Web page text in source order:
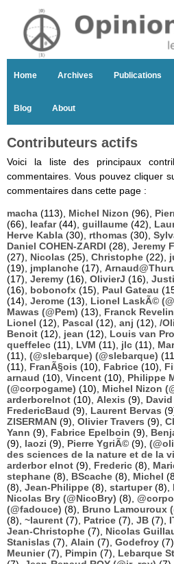
Home Archives Publications
Blog About
Contributeurs actifs
Voici la liste des principaux
commentaires. Vous pouvez cliquer
commentaires dans cette page :
macha (113), Michel Nizon (96),
(66), leafar(44), guillaume (42),
Herve Kabla (30), rthomas (30),
Daniel COHEN-ZARDI (28), Jeremy
(27), Nicolas (25), Christophe (22),
(19), jmplanche (17),
(17), Jeremy (16), OlivierJ (16),
(16), bobonofx (15), Paul Gateau
(14), Jerome (13), Lionel LaskÃ©
Mawas (@Pem) (13), Franck
Lionel (12), Pascal (12), anj (12), /
Benoit (12), jean (12), Louis van
queffelec (11), LVM (11), jlc (11),
(11), (@slebarque) (@slebarque)
(11), FranÃ§ois (10), Fabrice (10),
arnaud (10), Vincent (10), Philippe
(@corpogame) (10), Michel Nizon
arderborelnot (10), Alexis (9), David
FredericBaud (9), Laurent Bervas
ZISERMAN (9), Olivier Travers (9),
Yann (9), Fabrice Epelboin (9),
(9), laozi (9), Pierre YgriÃ© (9),
des sciences de la nature et de la
arderbor elnot (9), Frederic (8),
stephane (8), BScache (8), Michel
(8), Jean-Philippe (8), startuper(8),
Nicolas Bry (@NicoBry) (8),
(@fadouce) (8), Bruno Lamouroux
(8), ~laurent (7), Patrice (7), JB (7),
Jean-Christophe (7), Nicolas
Stanislas (7), Alain (7), Godefroy (7),
Meunier(7), Pimpin (7), Lebarque